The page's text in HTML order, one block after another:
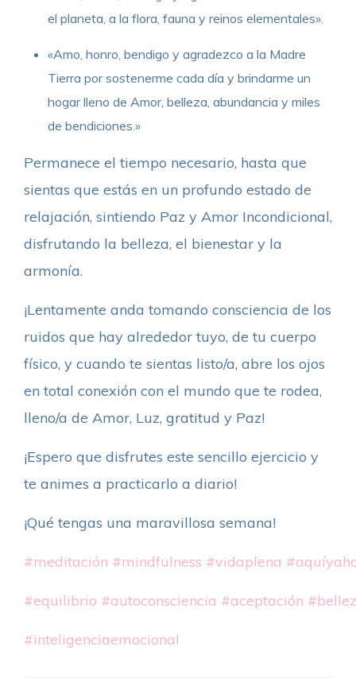
el planeta, a la flora, fauna y reinos elementales».
«Amo, honro, bendigo y agradezco a la Madre
Tierra por sostenerme cada día y brindarme un
hogar lleno de Amor, belleza, abundancia y miles
de bendiciones.»
Permanece el tiempo necesario, hasta que
sientas que estás en un profundo estado de
relajación, sintiendo Paz y Amor Incondicional,
disfrutando la belleza, el bienestar y la
armonía.
¡Lentamente anda tomando consciencia de los
ruidos que hay alrededor tuyo, de tu cuerpo
físico, y cuando te sientas listo/a, abre los ojos
en total conexión con el mundo que te rodea,
lleno/a de Amor, Luz, gratitud y Paz!
¡Espero que disfrutes este sencillo ejercicio y
te animes a practicarlo a diario!
¡Qué tengas una maravillosa semana!
#meditación #mindfulness #vidaplena
#equilibrio #autoconsciencia #aceptación
#inteligenciaemocional